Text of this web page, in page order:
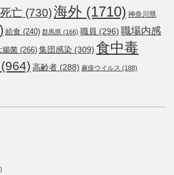
死亡 (730)海外 (1710) 神奈川県
給食 (240) 群馬県 (166) 職員 (296) 職場内感
腸菌 (266) 集団感染 (309) 食中毒
(964) 高齢者 (288) 麻疹ウイルス (188)